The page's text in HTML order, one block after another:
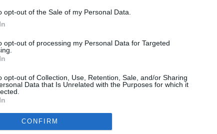
opt-out of the Sale of my Personal Data.
opt-out of processing my Personal Data for Targeted
opt-out of Collection, Use, Retention, Sale, and/or Sharing
Data that Is Unrelated with the Purposes for which it
CONFIRM
ultimátum del Gobierno y mantiene los controles a viajeros de
15 de agosto: "No aceptamos imposiciones"
"medidas proporcionales"
contra las comunidades que no acojan a los menores
crisis de Ceuta